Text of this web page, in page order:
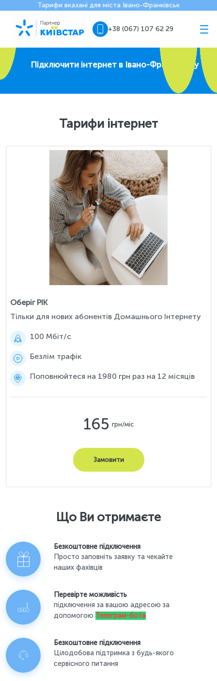
Тарифи вказані для міста Івано-Франківськ
+38 (067) 107 62 29
Підключити інтернет в Івано-Франківську
Тарифи інтернет
Оберіг РІК
Тільки для нових абонентів Домашнього Інтернету
100 Мбіт/c
Безлім трафік
Поповнюйтеся на 1980 грн раз на 12 місяців
165 грн/міс
Замовити
Що Ви отримаєте
Безкоштовне підключення
Просто заповніть заявку та чекайте
наших фахівців
Перевірте можливість
підключення за вашою адресою за
допомогою Телеграм-бота
Безкоштовне підключення
Цілодобова підтримка з будь-якого
сервісного питання